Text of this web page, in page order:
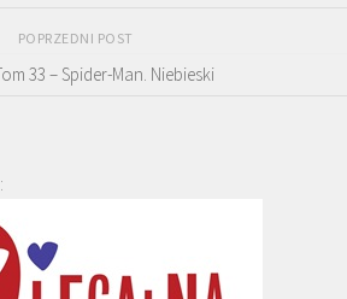
POPRZEDNI POST
33 – Spider-Man. Niebieski